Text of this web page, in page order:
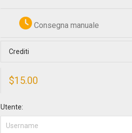
Consegna manuale
Crediti
$15.00
Utente: